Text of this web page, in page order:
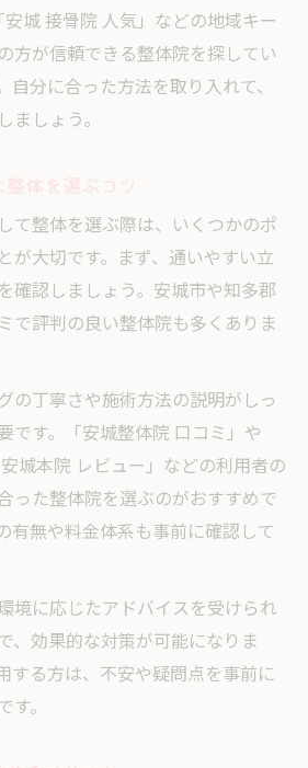
安城 接骨院 人気」などの地域キー
方が信頼できる整体院を探してい
自分に合った方法を取り入れて、
しょう。
て整体を選ぶ際は、いくつかのポ
が大切です。まず、通いやすい立
確認しましょう。安城市や知多郡
で評判の良い整体院も多くありま
の丁寧さや施術方法の説明がしっ
です。「安城整体院 口コミ」や
城本院 レビュー」などの利用者の
った整体院を選ぶのがおすすめで
有無や料金体系も事前に確認して
境に応じたアドバイスを受けられ
、効果的な対策が可能になりま
する方は、不安や疑問点を事前に
。